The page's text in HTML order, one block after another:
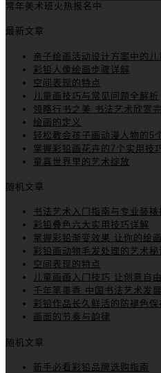
常年美术班火热报名中
最新文章
亲子绘画活动设计方案中的
彩铅人像绘画步骤详解
空间表现的特点
儿童画技巧与常见问题全解析
领略行书之美 书法艺术欣赏
绘画的定义
轻松教会孩子画动漫人物的5
掌握彩铅画花卉的7个实用技
童真世界里的艺术绽放
随机文章
书法艺术入门指南与专业装裱
彩铅叠色六大实用技巧详解
掌握彩铅渐变效果 让你的绘
彩铅画动物毛发处理的艺术秘
空间表现的特点
儿童画画入门技巧 让创意自
千年笔墨香 中国书法艺术发
彩铅作品长久鲜活的防褪色保
画面的节奏与韵律
随机文章
新手必看彩铅品牌选购指南